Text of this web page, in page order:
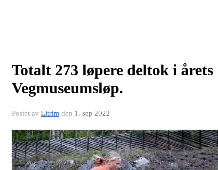
Totalt 273 løpere deltok i årets
Vegmuseumsløp.
Postet av Litrim den 1. sep 2022